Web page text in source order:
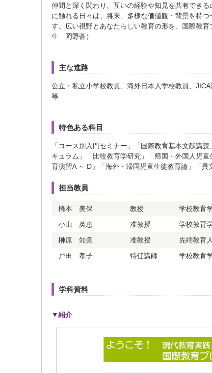
仲間と深く関わり、互いの経験や知見を共有でき
に触れる日々は、将来、多様な価値観・背景を持
す。広い視野とあなたらしい教育の形を、国際教
生 岡野蒼）
主な進路
公立・私立小学校教員、海外日本人学校教員、
等
特色ある科目
「コース別入門セミナー」「国際教育基本文献講
キュラム」「比較教育学研究」「帰国・外国人児
育演習A ～ D」「海外・帰国児童生徒教育論」「異
担当教員
橋本 美保 教授 学校教育
小山 英恵
准教授 学校教育
榊原 知美
准教授 先端教育
戸田 孝子
特任講師 学校教育
学科資料
▼紹介